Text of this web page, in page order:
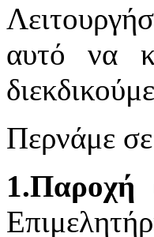
αυτό να
Περνάμε σε
1.Παροχή